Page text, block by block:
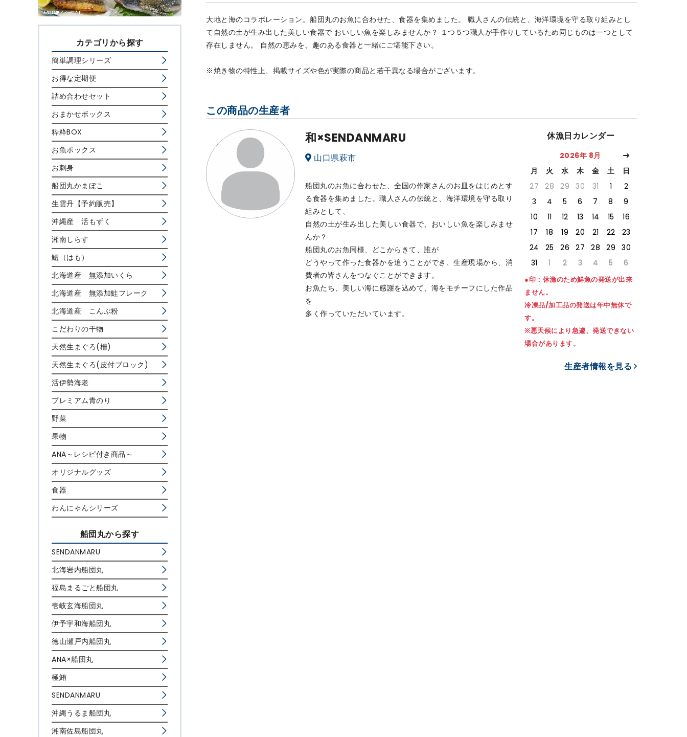
カテゴリから探す
簡単調理シリーズ
お得な定期便
詰め合わせセット
おまかせボックス
粋粋BOX
お魚ボックス
お刺身
船団丸かまぼこ
生雲丹【予約販売】
沖縄産 活もずく
湘南しらす
鱧（はも）
北海道産 無添加いくら
北海道産 無添加鮭フレーク
北海道産 こんぶ粉
こだわりの干物
天然生まぐろ(柵)
天然生まぐろ(皮付ブロック)
活伊勢海老
プレミアム青のり
野菜
果物
ANA～レシピ付き商品～
オリジナルグッズ
食器
わんにゃんシリーズ
船団丸から探す
SENDANMARU
北海岩内船団丸
福島まるごと船団丸
壱岐玄海船団丸
伊予宇和海船団丸
徳山瀬戸内船団丸
ANA×船団丸
極鮪
SENDANMARU
沖縄うるま船団丸
湘南佐島船団丸
大地と海のコラボレーション。船団丸のお魚に合わせた、食器を集めました。 職人さんの伝統と、海洋環境を守る取り組みとし
て自然の土が生み出した美しい食器で おいしい魚を楽しみませんか？ １つ５つ職人が手作りしているため同じものは一つとして
存在しません。 自然の恵みを、趣のある食器と一緒にご堪能下さい。
※焼き物の特性上、掲載サイズや色が実際の商品と若干異なる場合がございます。
この商品の生産者
和×SENDANMARU
山口県萩市
船団丸のお魚に合わせた、全国の作家さんのお皿をはじめとす
る食器を集めました。職人さんの伝統と、海洋環境を守る取り
組みとして、
自然の土が生み出した美しい食器で、おいしい魚を楽しみませ
んか？
船団丸のお魚同様、どこからきて、誰が
どうやって作った食器かを追うことができ、生産現場から、消
費者の皆さんをつなぐことができます。
お魚たち、美しい海に感謝を込めて、海をモチーフにした作品
を
多く作っていただいています。
休漁日カレンダー
2026年 8月
月
火 水 木 金 土
日
27
28 29 30 31 1
2
3
4 5 6 7 8
9
10
11 12 13 14 15
16
17
18 19 20 21 22
23
24
25 26 27 28 29
30
31
1 2 3 4 5 6
●印：休漁のため鮮魚の発送が出来
ません。
冷凍品/加工品の発送は年中無休で
す。
※悪天候により急遽、発送できない
場合があります。
生産者情報を見る